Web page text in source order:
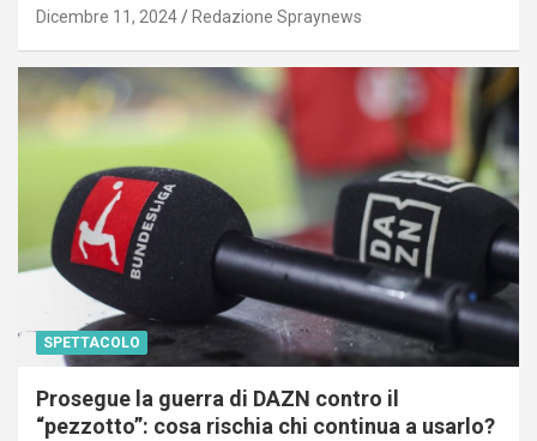
Dicembre 11, 2024 Redazione Spraynews
SPETTACOLO
Prosegue la guerra di DAZN contro il
“pezzotto”: cosa rischia chi continua a usarlo?